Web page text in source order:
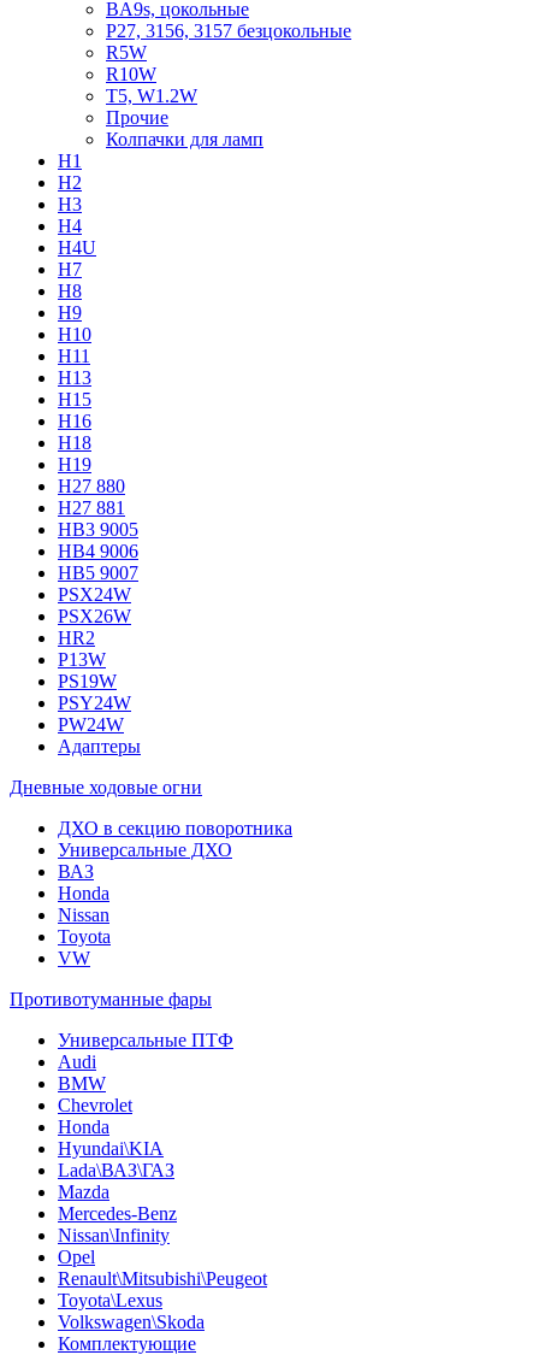
BA9s, цокольные
P27, 3156, 3157 безцокольные
R5W
R10W
T5, W1.2W
Прочие
Колпачки для ламп
H1
H2
H3
H4
H4U
H7
H8
H9
H10
H11
H13
H15
H16
H18
H19
H27 880
H27 881
HB3 9005
HB4 9006
HB5 9007
PSX24W
PSX26W
HR2
P13W
PS19W
PSY24W
PW24W
Адаптеры
Дневные ходовые огни
ДХО в секцию поворотника
Универсальные ДХО
ВАЗ
Honda
Nissan
Toyota
VW
Противотуманные фары
Универсальные ПТФ
Audi
BMW
Chevrolet
Honda
Hyundai\KIA
Lada\ВАЗ\ГАЗ
Mazda
Mercedes-Benz
Nissan\Infinity
Opel
Renault\Mitsubishi\Peugeot
Toyota\Lexus
Volkswagen\Skoda
Комплектующие